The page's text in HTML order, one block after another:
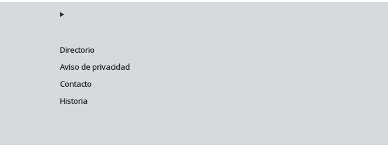
Directorio
Aviso de privacidad
Contacto
Historia